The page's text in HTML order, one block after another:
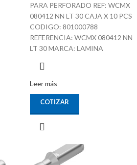
PARA PERFORADO REF: WCMX
080412 NN LT 30 CAJA X 10 PCS
CODIGO: 801000788
REFERENCIA: WCMX 080412 NN
LT 30 MARCA: LAMINA
Leer más
COTIZAR